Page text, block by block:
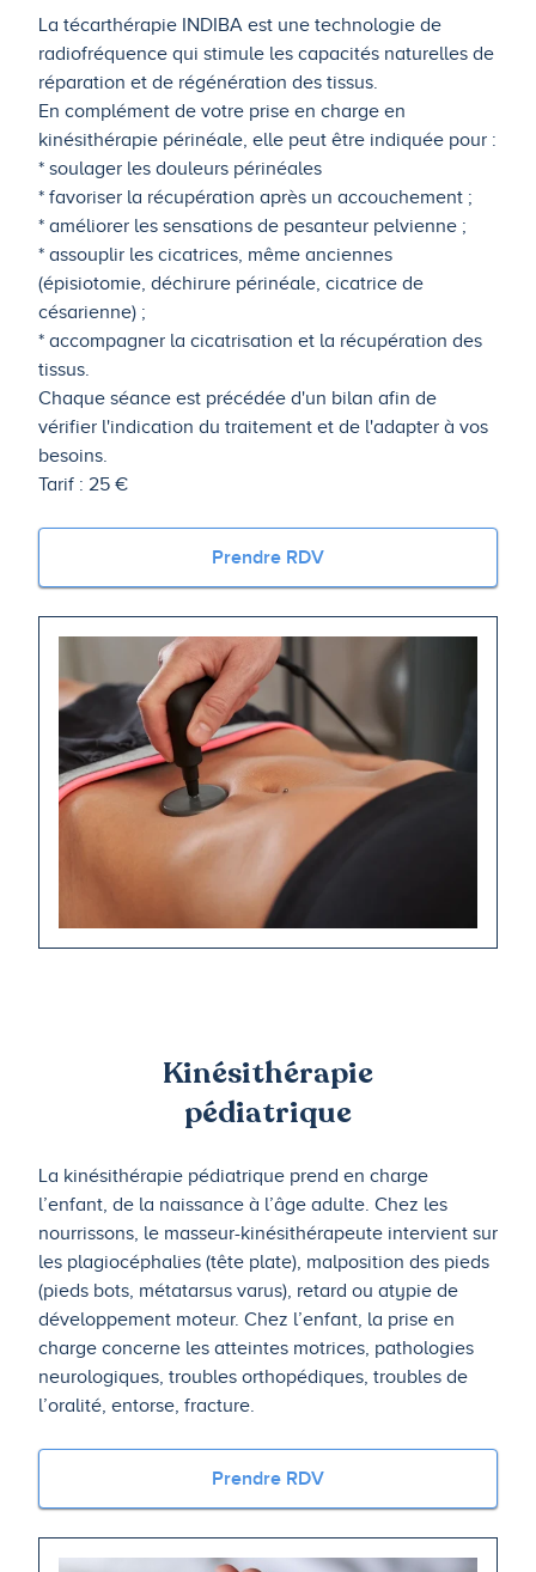
La técarthérapie INDIBA est une technologie de
radiofréquence qui stimule les capacités naturelles de
réparation et de régénération des tissus.
En complément de votre prise en charge en
kinésithérapie périnéale, elle peut être indiquée pour :
* soulager les douleurs périnéales
* favoriser la récupération après un accouchement ;
* améliorer les sensations de pesanteur pelvienne ;
* assouplir les cicatrices, même anciennes
(épisiotomie, déchirure périnéale, cicatrice de
césarienne) ;
* accompagner la cicatrisation et la récupération des
tissus.
Chaque séance est précédée d'un bilan afin de
vérifier l'indication du traitement et de l'adapter à vos
besoins.
Tarif : 25 €
Prendre RDV
Kinésithérapie
pédiatrique
La kinésithérapie pédiatrique prend en charge
l’enfant, de la naissance à l’âge adulte. Chez les
nourrissons, le masseur-kinésithérapeute intervient sur
les plagiocéphalies (tête plate), malposition des pieds
(pieds bots, métatarsus varus), retard ou atypie de
développement moteur. Chez l’enfant, la prise en
charge concerne les atteintes motrices, pathologies
neurologiques, troubles orthopédiques, troubles de
l’oralité, entorse, fracture.
Prendre RDV